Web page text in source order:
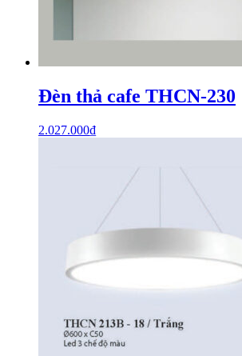
Đèn thả cafe THCN-230
2.027.000₫